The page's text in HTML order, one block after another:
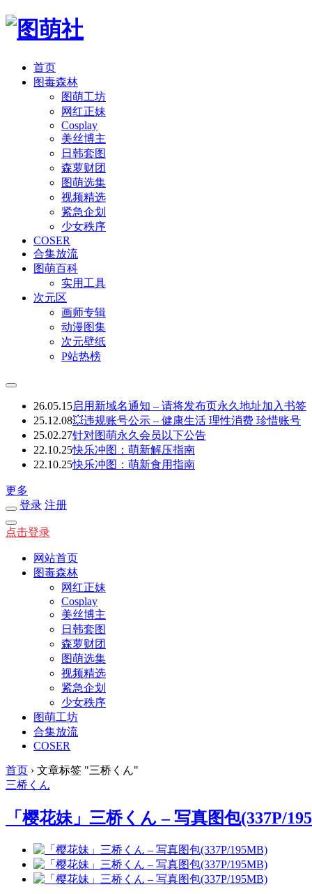
首页
图毒森林
图萌工坊
网红正妹
Cosplay
美丝博主
日韩套图
森萝财团
图萌选集
视频精选
紧急企划
少女秩序
COSER
合集放流
图萌百科
实用工具
次元区
画师专辑
动漫图集
次元壁纸
P站热榜
26.05.15启用新域名通知 – 请将发布页永久地址加入书签
25.12.08💥违规账号公示 – 健康生活 理性消费 珍惜账号
25.02.27针对图萌永久会员以下公告
22.10.25快乐冲图：萌新解压指南
22.10.25快乐冲图：萌新食用指南
更多
登录 注册
点击登录
网站首页
图毒森林
网红正妹
Cosplay
美丝博主
日韩套图
森萝财团
图萌选集
视频精选
紧急企划
少女秩序
图萌工坊
合集放流
COSER
首页 › 文章标签 "三桥くん"
三桥くん
「樱花妹」三桥くん – 写真图包(337P/